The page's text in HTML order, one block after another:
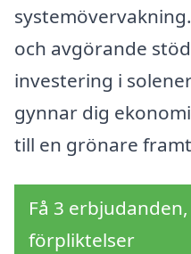
och avgörande
investering i
gynnar dig
till en grönare
Få 3
förpliktelser